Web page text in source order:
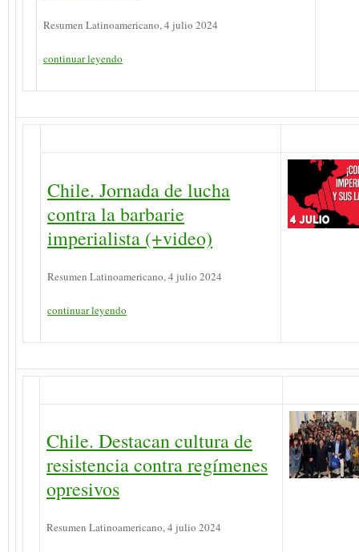
Resumen Latinoamericano, 4 julio 2024
continuar leyendo
Chile. Jornada de lucha
contra la barbarie
imperialista (+video)
Resumen Latinoamericano, 4 julio 2024
continuar leyendo
Chile. Destacan cultura de
resistencia contra regímenes
opresivos
Resumen Latinoamericano, 4 julio 2024